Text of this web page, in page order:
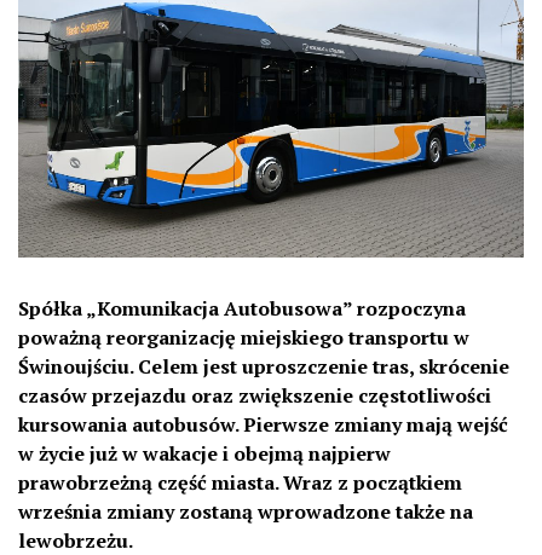
Spółka „Komunikacja Autobusowa” rozpoczyna
poważną reorganizację miejskiego transportu w
Świnoujściu. Celem jest uproszczenie tras, skrócenie
czasów przejazdu oraz zwiększenie częstotliwości
kursowania autobusów. Pierwsze zmiany mają wejść
w życie już w wakacje i obejmą najpierw
prawobrzeżną część miasta. Wraz z początkiem
września zmiany zostaną wprowadzone także na
lewobrzeżu.